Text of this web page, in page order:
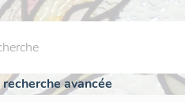
avancée